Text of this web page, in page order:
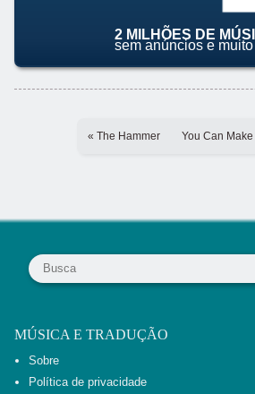
2 MILHÕES DE
sem anúncios e
« The Hammer You Can Make
MÚSICA E TRADUÇÃO
Sobre
Política de privacidade